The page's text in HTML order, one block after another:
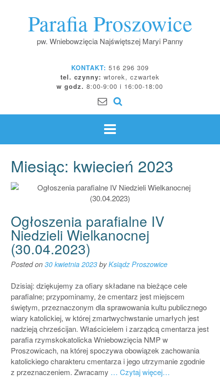
Parafia Proszowice
pw. Wniebowzięcia Najświętszej Maryi Panny
KONTAKT: 516 296 309
tel. czynny: wtorek, czwartek
w godz. 8:00-9:00 i 16:00-18:00
Miesiąc: kwiecień 2023
Ogłoszenia parafialne IV
Niedzieli Wielkanocnej
(30.04.2023)
Posted on 30 kwietnia 2023 byKsiądz Proszowice
Dzisiaj: dziękujemy za ofiary składane na bieżące cele
parafialne; przypominamy, że cmentarz jest miejscem
świętym, przeznaczonym dla sprawowania kultu publicznego
wiary katolickiej, w której zmartwychwstanie umarłych jest
nadzieją chrześcijan. Właścicielem i zarządcą cmentarza jest
parafia rzymskokatolicka Wniebowzięcia NMP w
Proszowicach, na której spoczywa obowiązek zachowania
katolickiego charakteru cmentarza i jego utrzymanie zgodnie
z przeznaczeniem. Zwracamy … Czytaj więcej…